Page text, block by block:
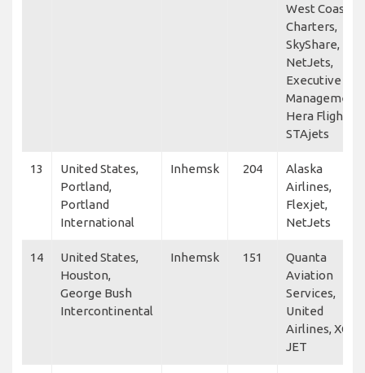
West Coast
Charters,
SkyShare,
NetJets,
Executive Jet
Management,
Hera Flight,
STAjets
13
United States,
Portland,
Portland
International
Inhemsk 204
Alaska
Airlines,
Flexjet,
NetJets
14
United States,
Houston,
George Bush
Intercontinental
Inhemsk 151
Quanta
Aviation
Services,
United
Airlines, XCEL
JET